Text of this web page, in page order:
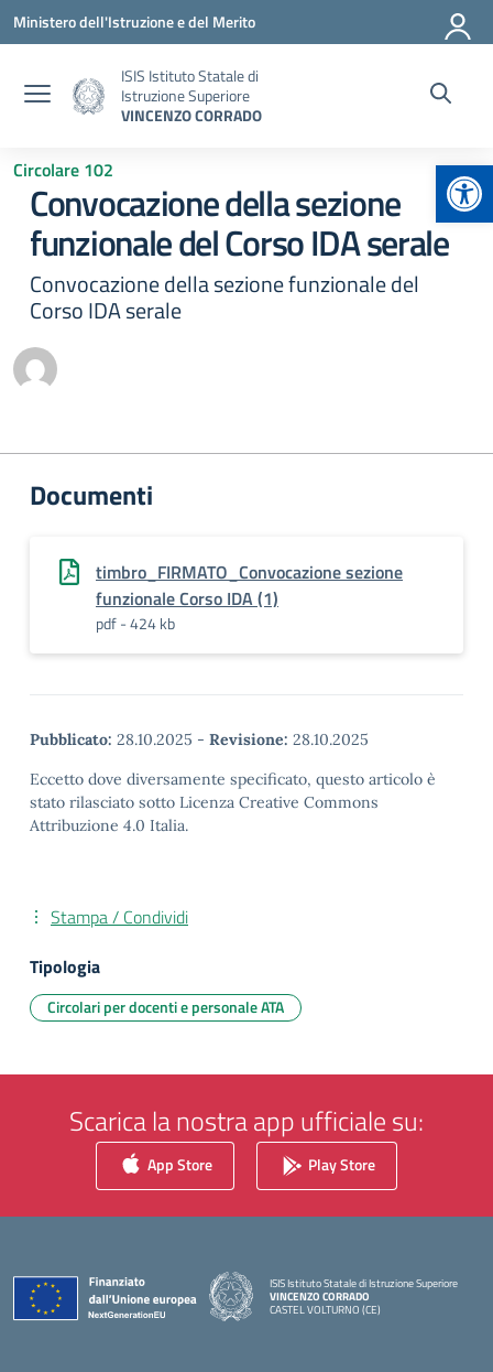
Vai ai contenuti
Vai al menu di navigazione
Vai al footer
Ministero dell'Istruzione e del Merito
ISIS Istituto Statale di
Istruzione Superiore
VINCENZO CORRADO
Circolare 102
Convocazione della sezione
funzionale del Corso IDA serale
Convocazione della sezione funzionale del
Corso IDA serale
Documenti
timbro_FIRMATO_Convocazione sezione
funzionale Corso IDA (1)
pdf - 424 kb
Pubblicato: 28.10.2025 - Revisione: 28.10.2025
Eccetto dove diversamente specificato, questo articolo è
stato rilasciato sotto Licenza Creative Commons
Attribuzione 4.0 Italia.
Stampa / Condividi
Tipologia
Circolari per docenti e personale ATA
Scarica la nostra app ufficiale su:
App Store Play Store
ISIS Istituto Statale di Istruzione Superiore
VINCENZO CORRADO
CASTEL VOLTURNO (CE)